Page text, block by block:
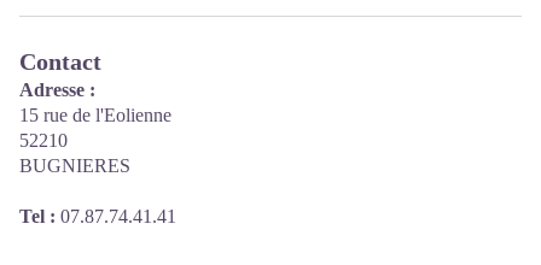
Contact
Adresse :
15 rue de l'Eolienne
52210
BUGNIERES
Tel : 07.87.74.41.41